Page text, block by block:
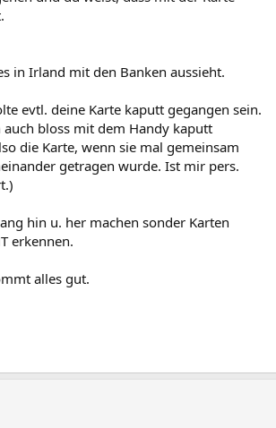
in Irland mit den Banken aussieht.
evtl. deine Karte kaputt gegangen sein.
bloss mit dem Handy kaputt
die Karte, wenn sie mal gemeinsam
getragen wurde. Ist mir pers.
hin u. her machen sonder Karten
erkennen.
alles gut.